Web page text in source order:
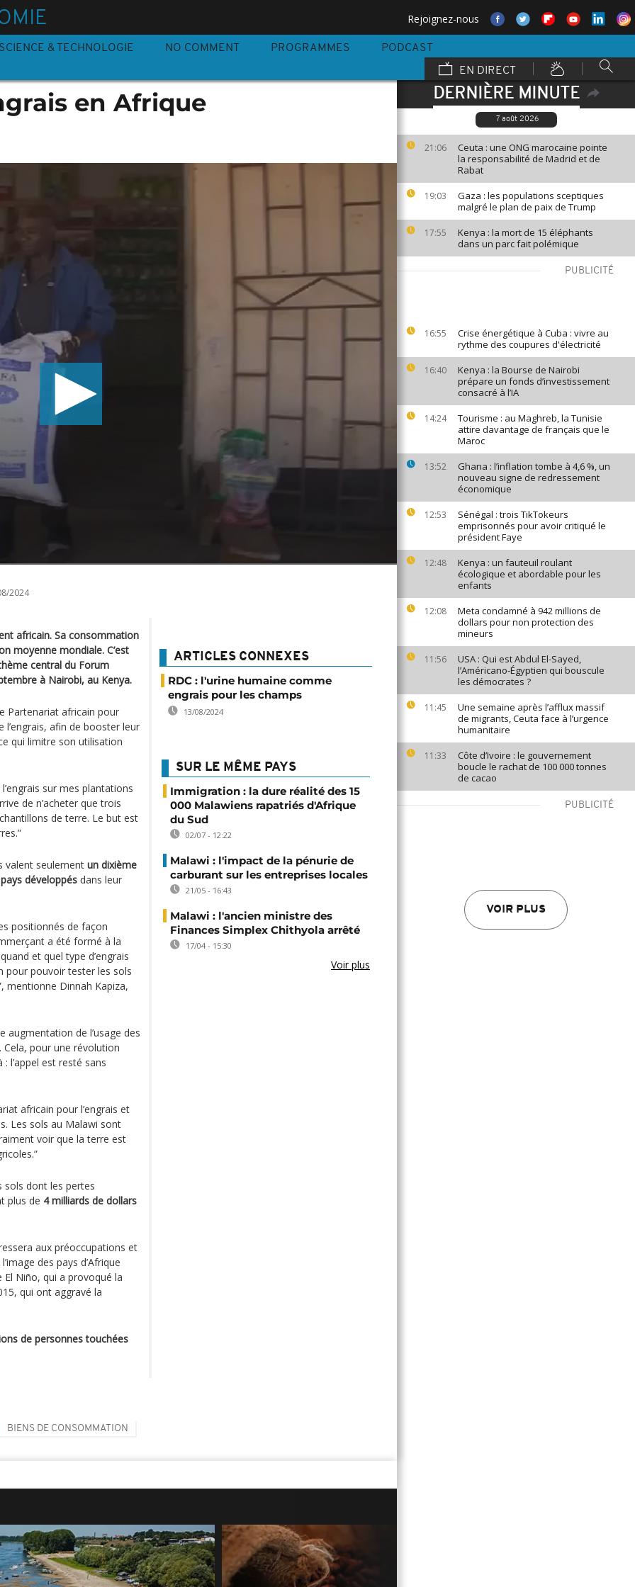
Rejoignez-nous
SCIENCE & TECHNOLOGIE NO COMMENT PROGRAMMES
PODCAST
EN DIRECT
DERNIÈRE MINUTE
7 août 2026
21:06
Ceuta : une ONG marocaine pointe
la responsabilité de Madrid et de
Rabat
19:03
Gaza : les populations sceptiques
malgré le plan de paix de Trump
17:55
Kenya : la mort de 15 éléphants
dans un parc fait polémique
PUBLICITÉ
16:55
Crise énergétique à Cuba : vivre au
rythme des coupures d'électricité
16:40
Kenya : la Bourse de Nairobi
prépare un fonds d’investissement
consacré à l’IA
14:24
Tourisme : au Maghreb, la Tunisie
attire davantage de français que le
Maroc
13:52
Ghana : l’inflation tombe à 4,6 %, un
nouveau signe de redressement
économique
12:53
Sénégal : trois TikTokeurs
emprisonnés pour avoir critiqué le
président Faye
12:48
Kenya : un fauteuil roulant
écologique et abordable pour les
enfants
12:08
Meta condamné à 942 millions de
dollars pour non protection des
mineurs
11:56
USA : Qui est Abdul El-Sayed,
l’Américano-Égyptien qui bouscule
les démocrates ?
11:45
Une semaine après l’afflux massif
de migrants, Ceuta face à l’urgence
humanitaire
11:33
Côte d’Ivoire : le gouvernement
boucle le rachat de 100 000 tonnes
de cacao
PUBLICITÉ
VOIR PLUS
en Afrique
2024
africain. Sa consommation
moyenne mondiale. C’est
central du Forum
à Nairobi, au Kenya.
Partenariat africain pour
l’engrais, afin de booster leur
qui limitre son utilisation
sur mes plantations
de n’acheter que trois
de terre. Le but est
valent seulement un dixième
développés dans leur
positionnés de façon
a été formé à la
et quel type d’engrais
pour pouvoir tester les sols
mentionne Dinnah Kapiza,
augmentation de l’usage des
pour une révolution
l’appel est resté sans
africain pour l’engrais et
Les sols au Malawi sont
voir que la terre est
sols dont les pertes
plus de 4 milliards de dollars
aux préoccupations et
des pays d’Afrique
Niño, qui a provoqué la
qui ont aggravé la
de personnes touchées
ARTICLES CONNEXES
RDC : l'urine humaine comme
engrais pour les champs
13/08/2024
SUR LE MÊME PAYS
Immigration : la dure réalité des 15
000 Malawiens rapatriés d'Afrique
du Sud
02/07 - 12:22
Malawi : l'impact de la pénurie de
carburant sur les entreprises locales
21/05 - 16:43
Malawi : l'ancien ministre des
Finances Simplex Chithyola arrêté
17/04 - 15:30
Voir plus
BIENS DE CONSOMMATION